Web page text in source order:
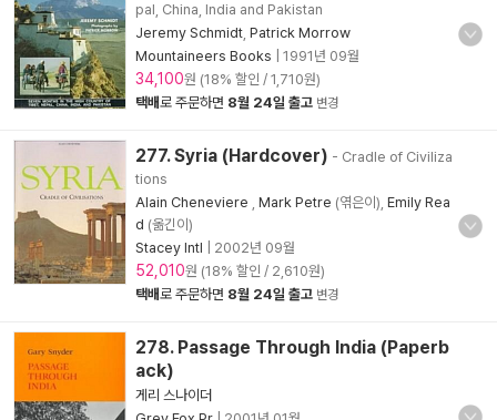
pal, China, India and Pakistan
Jeremy Schmidt Patrick Morrow
Mountaineers Books
1991년 09월
34,100원 (18% 할인 / 1,710원)
택배로 주문하면 8월 24일 출고 변경
277. Syria (Hardcover) - Cradle of Civiliza
tions
Alain Cheneviere
Mark Petre (엮은이), Emily Rea
d (옮긴이)
Stacey Intl
2002년 09월
52,010원 (18% 할인 / 2,610원)
택배로 주문하면 8월 24일 출고 변경
278. Passage Through India (Paperb
ack)
게리 스나이더